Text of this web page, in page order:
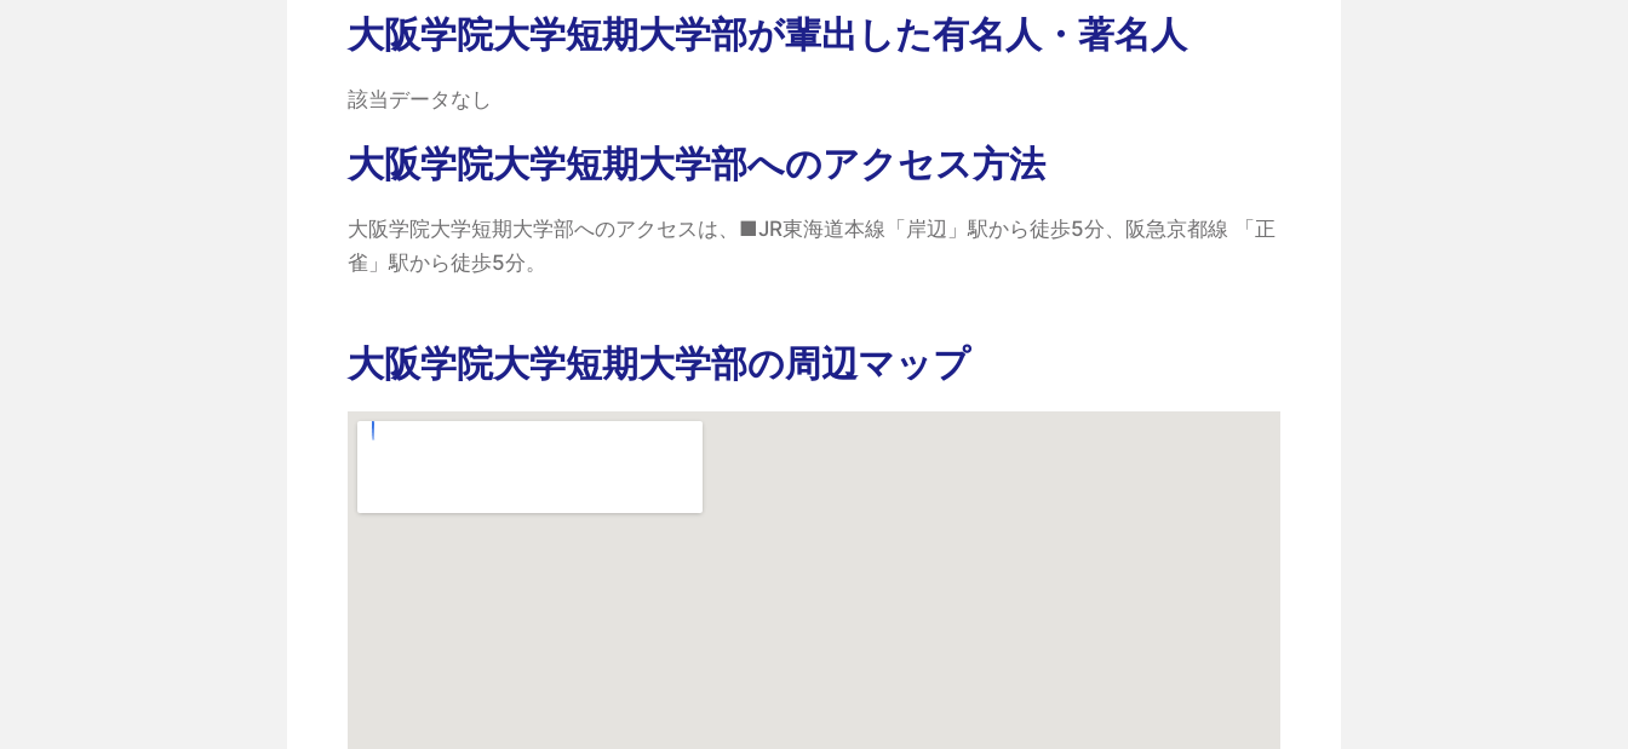
大阪学院大学短期大学部が輩出した有名人・著名人
該当データなし
大阪学院大学短期大学部へのアクセス方法
大阪学院大学短期大学部へのアクセスは、■JR東海道本線「岸辺」駅から徒歩5分、阪急京都線 「正
雀」駅から徒歩5分。
大阪学院大学短期大学部の周辺マップ